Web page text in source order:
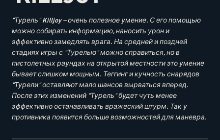
"Турель" Killjoy – очень полезное умение. С его помощью
можно собирать информацию, наносить урон и
эффективно замедлять врага. На средней и поздней
стадиях игры с "Турелью" можно справиться, но в
пистолетных раундах на открытой местности это умение
бывает слишком мощным. Теггинг и кучность снарядов
"Турели" оставляют мало шансов вырваться вперед.
После этих изменений "Турель" будет чуть менее
эффективно останавливать вражеский штурм. Так у
противника появится больше возможностей для маневра.